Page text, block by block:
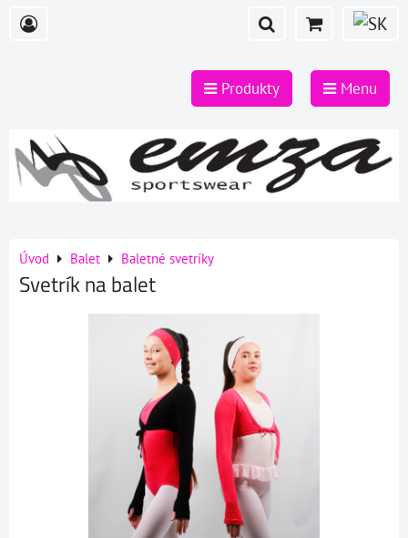
Produkty Menu
Úvod Balet Baletné svetríky
Svetrík na balet